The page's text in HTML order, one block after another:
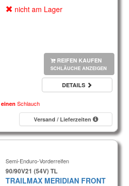
nicht am Lager
REIFEN KAUFEN
SCHLÄUCHE ANZEIGEN
DETAILS
einen Schlauch
Versand / Lieferzeiten
Semi-Enduro-Vorderreifen
90/90V21 (54V) TL
TRAILMAX MERIDIAN FRONT